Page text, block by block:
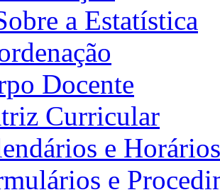
a Estatística
Docente
Curricular
e Horários
e